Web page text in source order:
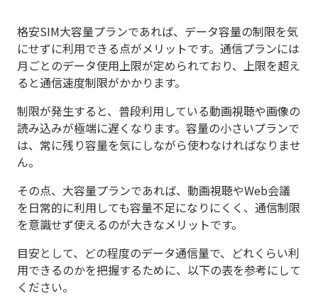
格安SIM大容量プランであれば、データ容量の制限を気
にせずに利用できる点がメリットです。通信プランには
月ごとのデータ使用上限が定められており、上限を超え
ると通信速度制限がかかります。
制限が発生すると、普段利用している動画視聴や画像の
読み込みが極端に遅くなります。容量の小さいプランで
は、常に残り容量を気にしながら使わなければなりませ
ん。
その点、大容量プランであれば、動画視聴やWeb会議
を日常的に利用しても容量不足になりにくく、通信制限
を意識せず使えるのが大きなメリットです。
目安として、どの程度のデータ通信量で、どれくらい利
用できるのかを把握するために、以下の表を参考にして
ください。